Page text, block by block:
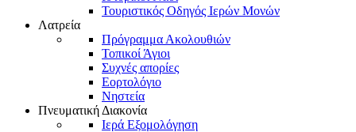
Τουριστικός Οδηγός Ιερών Μονών
Λατρεία
Πρόγραμμα Ακολουθιών
Τοπικοί Άγιοι
Συχνές απορίες
Εορτολόγιο
Νηστεία
Πνευματική Διακονία
Ιερά Εξομολόγηση